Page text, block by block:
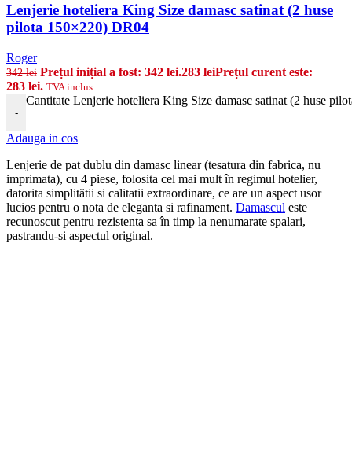
Lenjerie hoteliera King Size damasc satinat (2 huse
pilota 150×220) DR04
Roger
342lei Prețul inițial a fost: 342 lei.283 leiPrețul curent este:
283 lei. TVA inclus
-
Cantitate Lenjerie hoteliera King Size damasc satinat (2 huse
Adauga in cos
Lenjerie de pat dublu din damasc linear (tesatura din fabrica, nu
imprimata), cu 4 piese, folosita cel mai mult în regimul hotelier,
datorita simplitătii si calitatii extraordinare, ce are un aspect usor
lucios pentru o nota de eleganta si rafinament. Damascul este
recunoscut pentru rezistenta sa în timp la nenumarate spalari,
pastrandu-si aspectul original.